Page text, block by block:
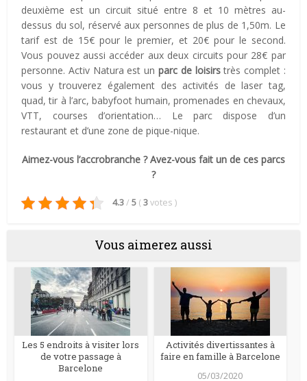
deuxième est un circuit situé entre 8 et 10 mètres au-
dessus du sol, réservé aux personnes de plus de 1,50m. Le
tarif est de 15€ pour le premier, et 20€ pour le second.
Vous pouvez aussi accéder aux deux circuits pour 28€ par
personne. Activ Natura est un parc de loisirstrès complet :
vous y trouverez également des activités de laser tag,
quad, tir à l’arc, babyfoot humain, promenades en chevaux,
VTT, courses d’orientation… Le parc dispose d’un
restaurant et d’une zone de pique-nique.
Aimez-vous l’accrobranche ? Avez-vous fait un de ces parcs
?
4.3/ 5 (3votes )
Vous aimerez aussi
Les 5 endroits à visiter lors
de votre passage à
Barcelone
Activités divertissantes à
faire en famille à Barcelone
05/03/2020